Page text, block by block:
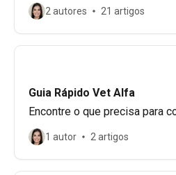
2 autores 21 artigos
Guia Rápido Vet Alfa
Encontre o que precisa para
1 autor 2 artigos